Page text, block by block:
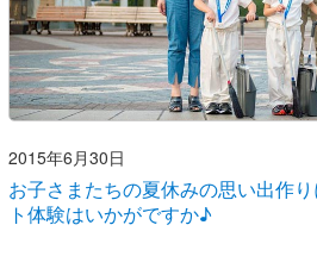
2015年6月30日
お子さまたちの夏休みの思い出作
ト体験はいかがですか♪